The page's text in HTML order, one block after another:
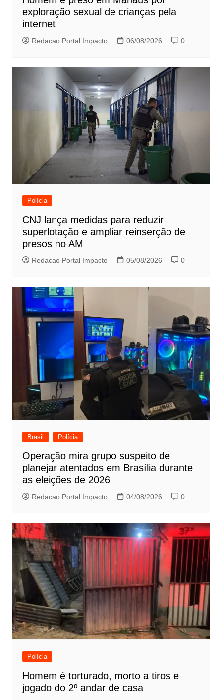
exploração sexual de crianças pela
internet
Redacao Portal Impacto 06/08/2026 0
Polícia
CNJ lança medidas para reduzir
superlotação e ampliar reinserção de
presos no AM
Redacao Portal Impacto 05/08/2026 0
Brasil Polícia
Operação mira grupo suspeito de
planejar atentados em Brasília durante
as eleições de 2026
Redacao Portal Impacto 04/08/2026 0
Polícia
Homem é torturado, morto a tiros e
jogado do 2º andar de casa